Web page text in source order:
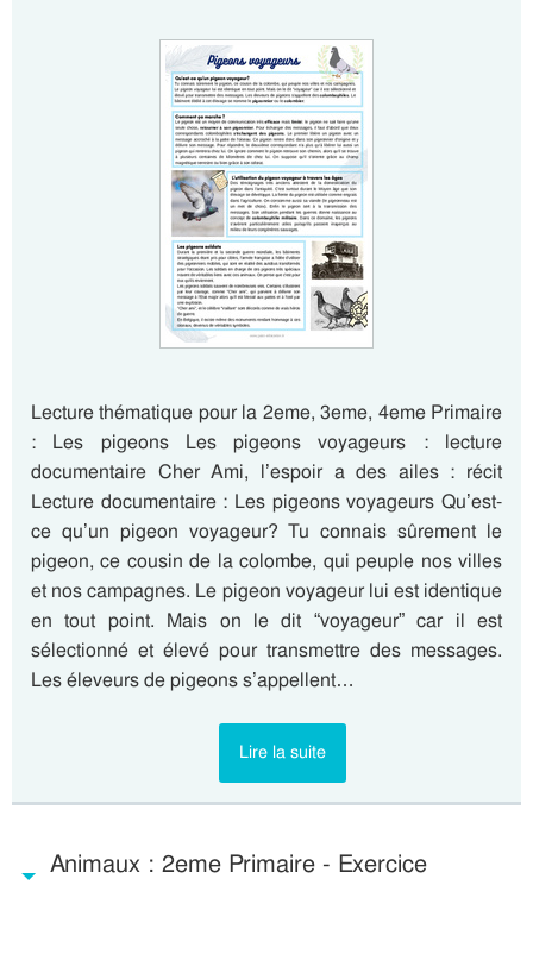
Lecture thématique pour la 2eme, 3eme, 4eme Primaire
: Les pigeons Les pigeons voyageurs : lecture
documentaire Cher Ami, l’espoir a des ailes : récit
Lecture documentaire : Les pigeons voyageurs Qu’est-
ce qu’un pigeon voyageur? Tu connais sûrement le
pigeon, ce cousin de la colombe, qui peuple nos villes
et nos campagnes. Le pigeon voyageur lui est identique
en tout point. Mais on le dit “voyageur” car il est
sélectionné et élevé pour transmettre des messages.
Les éleveurs de pigeons s’appellent…
Lire la suite
Animaux : 2eme Primaire - Exercice